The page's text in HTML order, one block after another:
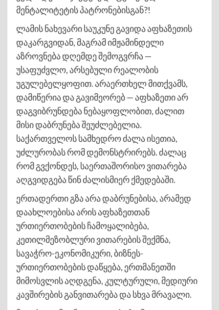
მენტალიტეტის პატრონებისგან?!
ლამის ნახევარი საუკუნე გავიდა აფხაზეთის
დაკარგვიდან, მაგრამ იმჟამინდელი
აზროვნება დღემდე შემოგვრჩა —
უსაფუძვლო, არსებული რეალობის
უგულებელყოფით. არაერთხელ მითქვამს,
დამიწერია და გავიმეორებ — აფხაზეთი არ
დაგვიბრუნდება ნებაყოფლობით, ძალით
მისი დაბრუნება შეუძლებელია.
საქართველოს სამხედრო ძალა ისეთია,
უძლურობას რომ დემონსტრირებს. ძალაც
რომ გვქონდეს, საერთაშორისო ვითარება
აღგვიდგება წინ ძალისმიერ ქმედებაში.
ერთადერთი გზა არა დაბრუნებისა, არამედ
დაახლოებისა არის აფხაზეთთან
ურთიერთობების ჩამოყალიბება,
კეთილმეზობლური ვითარების შექმნა,
სავაჭრო-ეკონომიკური, ბიზნეს-
ურთიერთობების დაწყება, ერთმანეთში
მიმოსვლის აღდგენა, კულტურული, მედიური
კავშირების განვითარება და სხვა მრავალი.